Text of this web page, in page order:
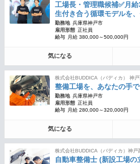
工場長・管理職候補✅月
生付き合う循環モデルを
勤務地 兵庫県神戸市
雇用形態 正社員
給与
月給 380,000～500,000円
気になる
株式会社BUDDICA（バディカ） 神
整備工場を、あなたの手
勤務地 兵庫県神戸市
雇用形態 正社員
給与
月給 280,000～320,000円
気になる
株式会社BUDDICA（バディカ）神戸
自動車整備士 (新設工場